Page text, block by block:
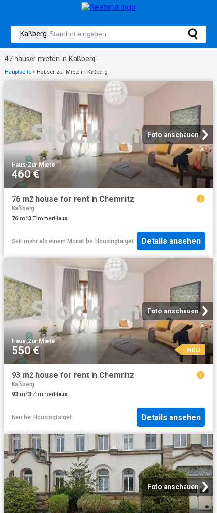
47 häuser mieten in Kaßberg
Hauptseite > Häuser zur Miete in Kaßberg
Foto anschauen
Haus·Zur Miete
460 €
76 m2 house for rent in Chemnitz
Kaßberg
76 m²3 ZimmerHaus
Seit mehr als einem Monat bei Housingtarget Details ansehen
Foto anschauen
Haus·Zur Miete
550 € NEU
93 m2 house for rent in Chemnitz
Kaßberg
93 m²3 ZimmerHaus
Neu bei Housingtarget Details ansehen
Foto anschauen